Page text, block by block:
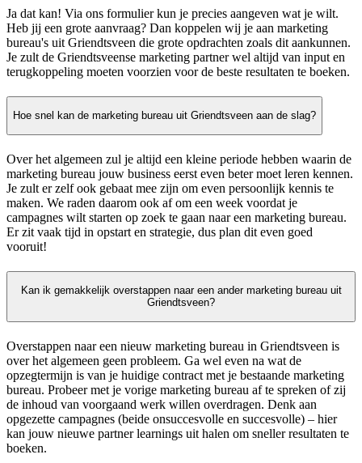
Ja dat kan! Via ons formulier kun je precies aangeven wat je wilt.
Heb jij een grote aanvraag? Dan koppelen wij je aan marketing
bureau's uit Griendtsveen die grote opdrachten zoals dit aankunnen.
Je zult de Griendtsveense marketing partner wel altijd van input en
terugkoppeling moeten voorzien voor de beste resultaten te boeken.
Hoe snel kan de marketing bureau uit Griendtsveen aan de slag?
Over het algemeen zul je altijd een kleine periode hebben waarin de
marketing bureau jouw business eerst even beter moet leren kennen.
Je zult er zelf ook gebaat mee zijn om even persoonlijk kennis te
maken. We raden daarom ook af om een week voordat je
campagnes wilt starten op zoek te gaan naar een marketing bureau.
Er zit vaak tijd in opstart en strategie, dus plan dit even goed
vooruit!
Kan ik gemakkelijk overstappen naar een ander marketing bureau uit
Griendtsveen?
Overstappen naar een nieuw marketing bureau in Griendtsveen is
over het algemeen geen probleem. Ga wel even na wat de
opzegtermijn is van je huidige contract met je bestaande marketing
bureau. Probeer met je vorige marketing bureau af te spreken of zij
de inhoud van voorgaand werk willen overdragen. Denk aan
opgezette campagnes (beide onsuccesvolle en succesvolle) – hier
kan jouw nieuwe partner learnings uit halen om sneller resultaten te
boeken.